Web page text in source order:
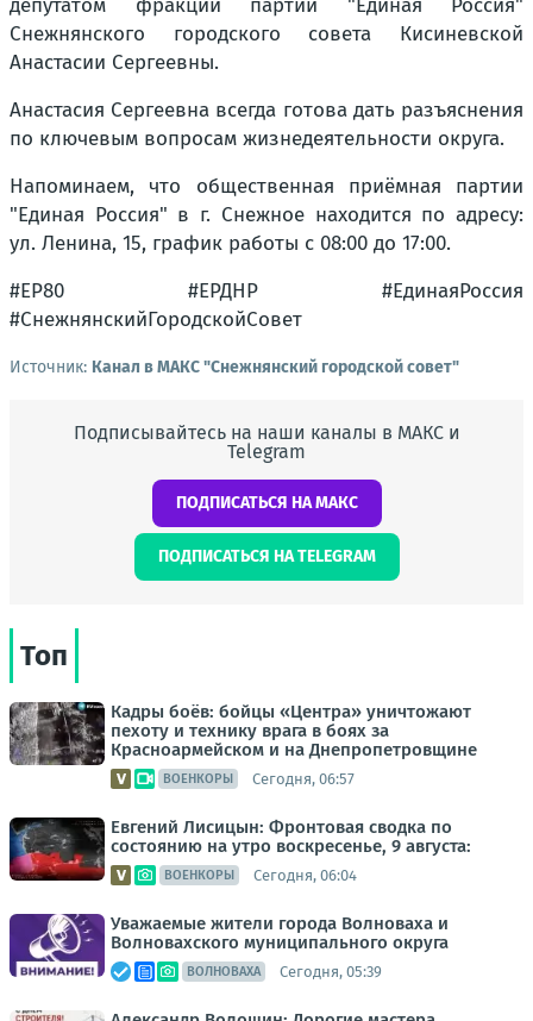
депутатом фракции партии "Единая Россия"
Снежнянского городского совета Кисиневской
Анастасии Сергеевны.
Анастасия Сергеевна всегда готова дать разъяснения
по ключевым вопросам жизнедеятельности округа.
Напоминаем, что общественная приёмная партии
"Единая Россия" в г. Снежное находится по адресу:
ул. Ленина, 15, график работы с 08:00 до 17:00.
#ЕР80 #ЕРДНР #ЕдинаяРоссия
#СнежнянскийГородскойСовет
Источник: Канал в МАКС "Снежнянский городской совет"
Подписывайтесь на наши каналы в МАКС и
Telegram
ПОДПИСАТЬСЯ НА МАКС
ПОДПИСАТЬСЯ НА TELEGRAM
Топ
Кадры боёв: бойцы «Центра» уничтожают
пехоту и технику врага в боях за
Красноармейском и на Днепропетровщине
ВОЕНКОРЫ Сегодня, 06:57
Евгений Лисицын: Фронтовая сводка по
состоянию на утро воскресенье, 9 августа:
ВОЕНКОРЫ Сегодня, 06:04
Уважаемые жители города Волноваха и
Волновахского муниципального округа
ВОЛНОВАХА Сегодня, 05:39